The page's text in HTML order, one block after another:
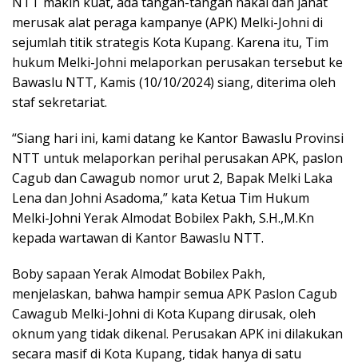
merusak alat peraga kampanye (APK) Melki-Johni di
sejumlah titik strategis Kota Kupang. Karena itu, Tim
hukum Melki-Johni melaporkan perusakan tersebut ke
Bawaslu NTT, Kamis (10/10/2024) siang, diterima oleh
staf sekretariat.
“Siang hari ini, kami datang ke Kantor Bawaslu Provinsi
NTT untuk melaporkan perihal perusakan APK, paslon
Cagub dan Cawagub nomor urut 2, Bapak Melki Laka
Lena dan Johni Asadoma,” kata Ketua Tim Hukum
Melki-Johni Yerak Almodat Bobilex Pakh, S.H.,M.Kn
kepada wartawan di Kantor Bawaslu NTT.
Boby sapaan Yerak Almodat Bobilex Pakh,
menjelaskan, bahwa hampir semua APK Paslon Cagub
Cawagub Melki-Johni di Kota Kupang dirusak, oleh
oknum yang tidak dikenal. Perusakan APK ini dilakukan
secara masif di Kota Kupang, tidak hanya di satu